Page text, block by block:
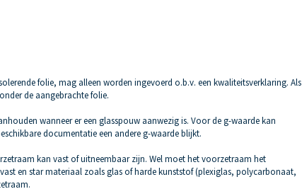
folie, mag alleen worden ingevoerd o.b.v. een kwaliteitsverklaring. Als
de aangebrachte folie.
wanneer er een glasspouw aanwezig is. Voor de g-waarde kan
documentatie een andere g-waarde blijkt.
kan vast of uitneembaar zijn. Wel moet het voorzetraam het
en star materiaal zoals glas of harde kunststof (plexiglas, polycarbonaat,